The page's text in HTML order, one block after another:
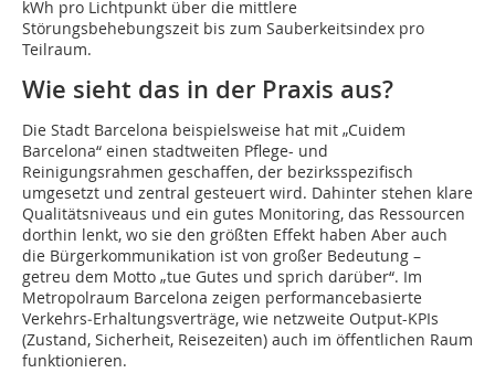
kWh pro Lichtpunkt über die mittlere
Störungsbehebungszeit bis zum Sauberkeitsindex pro
Teilraum.
Wie sieht das in der Praxis aus?
Die Stadt Barcelona beispielsweise hat mit „Cuidem
Barcelona“ einen stadtweiten Pflege- und
Reinigungsrahmen geschaffen, der bezirksspezifisch
umgesetzt und zentral gesteuert wird. Dahinter stehen klare
Qualitätsniveaus und ein gutes Monitoring, das Ressourcen
dorthin lenkt, wo sie den größten Effekt haben Aber auch
die Bürgerkommunikation ist von großer Bedeutung –
getreu dem Motto „tue Gutes und sprich darüber“. Im
Metro­polraum Barcelona zeigen performancebasierte
Verkehrs‑Erhaltungsverträge, wie netzweite Output-KPIs
(Zustand, Sicherheit, Reisezeiten) auch im öffentlichen Raum
funktionieren.